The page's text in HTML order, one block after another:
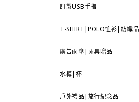
訂製USB手指
T-SHIRT|POLO恤衫|紡織品
廣告雨傘|雨具贈品
水樽|杯
戶外禮品|旅行紀念品